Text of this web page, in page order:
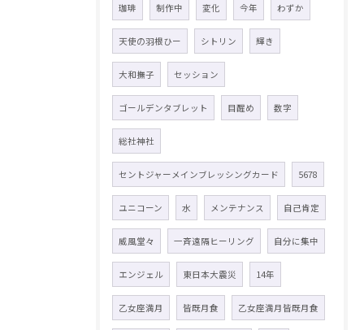
珈琲 制作中 変化 今年 わずか
天使の羽根ひー シトリン 輝き
大和撫子 セッション
ゴールデンタブレット 目醒め 数字
総社神社
セントジャーメインブレッシングカード 5678
ユニコーン 水 メンテナンス 自己肯定
威風堂々 一斉遠隔ヒーリング 自分に集中
エンジェル 東日本大震災 14年
乙女座満月 皆既月食 乙女座満月皆既月食